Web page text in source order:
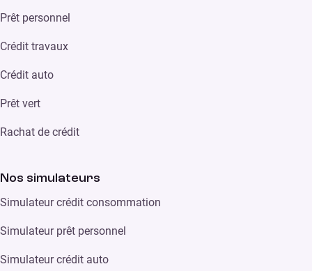
Prêt personnel
Crédit travaux
Crédit auto
Prêt vert
Rachat de crédit
Nos simulateurs
Simulateur crédit consommation
Simulateur prêt personnel
Simulateur crédit auto